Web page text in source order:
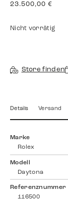
23.500,00 €
Nicht vorrätig
Store finden
Details Versand
Marke
Rolex
Modell
Daytona
Referenznummer
116500